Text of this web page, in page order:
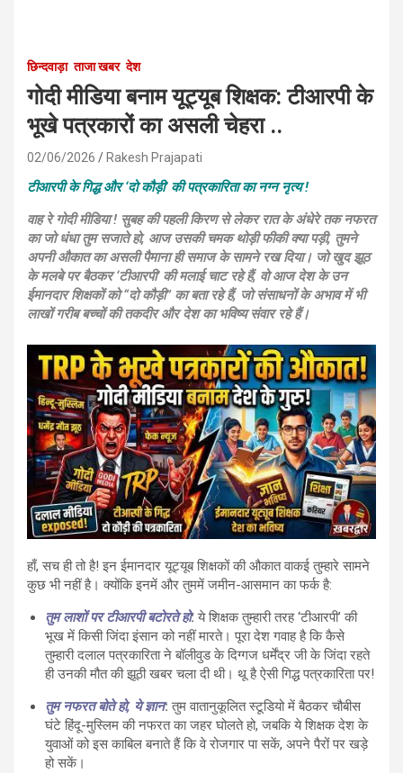
छिन्दवाड़ा ताजा खबर देश
गोदी मीडिया बनाम यूट्यूब शिक्षक: टीआरपी के
भूखे पत्रकारों का असली चेहरा ..
02/06/2026 Rakesh Prajapati
टीआरपी के गिद्ध और ‘दो कौड़ी’ की पत्रकारिता का नग्न नृत्य !
वाह रे गोदी मीडिया ! सुबह की पहली किरण से लेकर रात के अंधेरे तक नफरत
का जो धंधा तुम सजाते हो, आज उसकी चमक थोड़ी फीकी क्या पड़ी, तुमने
अपनी औकात का असली पैमाना ही समाज के सामने रख दिया। जो खुद झूठ
के मलबे पर बैठकर ‘टीआरपी’ की मलाई चाट रहे हैं, वो आज देश के उन
ईमानदार शिक्षकों को “दो कौड़ी” का बता रहे हैं, जो संसाधनों के अभाव में भी
लाखों गरीब बच्चों की तकदीर और देश का भविष्य संवार रहे हैं।
हाँ, सच ही तो है! इन ईमानदार यूट्यूब शिक्षकों की औकात वाकई तुम्हारे सामने
कुछ भी नहीं है। क्योंकि इनमें और तुममें जमीन-आसमान का फर्क है:
तुम लाशों पर टीआरपी बटोरते हो:ये शिक्षक तुम्हारी तरह ‘टीआरपी’ की
भूख में किसी जिंदा इंसान को नहीं मारते। पूरा देश गवाह है कि कैसे
तुम्हारी दलाल पत्रकारिता ने बॉलीवुड के दिग्गज धर्मेंद्र जी के जिंदा रहते
ही उनकी मौत की झूठी खबर चला दी थी। थू है ऐसी गिद्ध पत्रकारिता पर!
तुम नफरत बोते हो, ये ज्ञान: तुम वातानुकूलित स्टूडियो में बैठकर चौबीस
घंटे हिंदू-मुस्लिम की नफरत का जहर घोलते हो, जबकि ये शिक्षक देश के
युवाओं को इस काबिल बनाते हैं कि वे रोजगार पा सकें, अपने पैरों पर खड़े
हो सकें।